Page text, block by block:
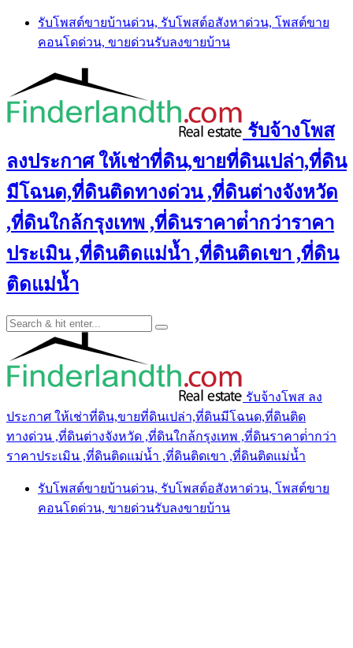
Skip
content
รับโพสต์ขายบ้านด่วน, รับโพสต์อสังหาด่วน, โพสต์ขาย
คอนโดด่วน, ขายด่วนรับลงขายบ้าน
รับจ้างโพส
ลงประกาศ ให้เช่าที่ดิน,ขายที่ดินเปล่า,ที่ดิน
มีโฉนด,ที่ดินติดทางด่วน ,ที่ดินต่างจังหวัด
,ที่ดินใกล้กรุงเทพ ,ที่ดินราคาต่ํากว่าราคา
ประเมิน ,ที่ดินติดแม่น้ำ ,ที่ดินติดเขา ,ที่ดิน
ติดแม่น้ำ
รับจ้างโพส ลง
ประกาศ ให้เช่าที่ดิน,ขายที่ดินเปล่า,ที่ดินมีโฉนด,ที่ดินติด
ทางด่วน ,ที่ดินต่างจังหวัด ,ที่ดินใกล้กรุงเทพ ,ที่ดินราคาต่ํากว่า
ราคาประเมิน ,ที่ดินติดแม่น้ำ ,ที่ดินติดเขา ,ที่ดินติดแม่น้ำ
รับโพสต์ขายบ้านด่วน, รับโพสต์อสังหาด่วน, โพสต์ขาย
คอนโดด่วน, ขายด่วนรับลงขายบ้าน